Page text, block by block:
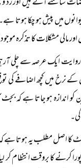
میں پیش ہو چکا ہوتا ہے۔
مالی مشکلات کا تذکرہ
روایت ایک عرصہ سے چلی
نرخ میں کچھ اضافے کی
کو اندازہ ہو جاتا ہے کہ
کا اصل مطلب یہ ہوتا ہے کہ
کرنے کا بروقت انتظام